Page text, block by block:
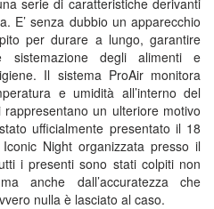
serie di caratteristiche derivanti
E’ senza dubbio un apparecchio
per durare a lungo, garantire
sistemazione degli alimenti e
Il sistema ProAir monitora
e umidità all’interno del
un ulteriore motivo
ufficialmente presentato il 18
Night organizzata presso il
i presenti sono stati colpiti non
anche dall’accuratezza che
nulla è lasciato al caso.